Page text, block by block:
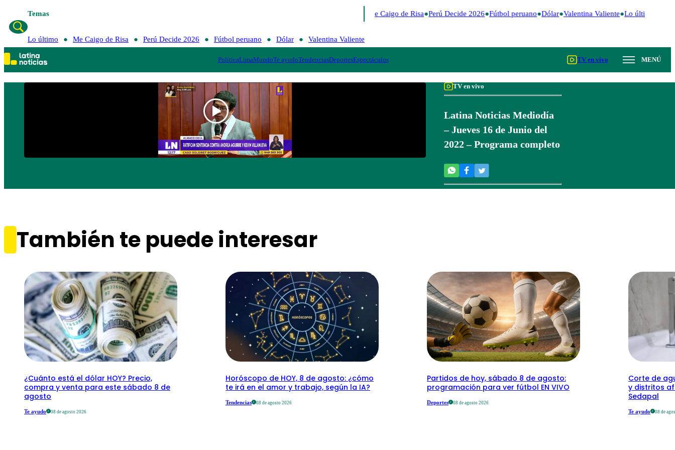
Temas Me Caigo de Risa Perú Decide 2026 Fútbol peruano Dólar Valentina Valiente Lo último
Lo último Me Caigo de Risa Perú Decide 2026 Fútbol peruano Dólar Valentina Valiente
PolíticaLimaMundoTe ayudoTendenciasDeportesEspectáculos TV en vivo MENÚ
TV en vivo
Latina Noticias Mediodía
– Jueves 16 de Junio del
2022 – Programa completo
También te puede interesar
¿Cuánto está el dólar HOY? Precio,
compra y venta para este sábado 8 de
agosto
Te ayudo 08 de agosto 2026
Horóscopo de HOY, 8 de agosto: ¿cómo
te irá en el amor y trabajo, según la IA?
Tendencias 08 de agosto 2026
Partidos de hoy, sábado 8 de agosto:
programación para ver fútbol EN VIVO
Deportes 08 de agosto 2026
Corte de
y distritos
Sedapal
Te ayudo 08 de